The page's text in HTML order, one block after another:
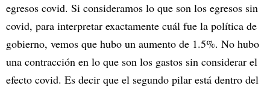
egresos covid. Si consideramos lo que son los egresos sin
covid, para interpretar exactamente cuál fue la política de
gobierno, vemos que hubo un aumento de 1.5%. No hubo
una contracción en lo que son los gastos sin considerar el
efecto covid. Es decir que el segundo pilar está dentro del